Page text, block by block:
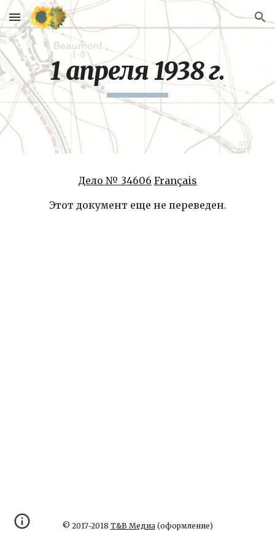
Skip to main content Skip to navigation
1 апреля 1938 г.
Дело № 34606 Français
Этот документ еще не переведен.
© 2017-2018 Т&В Медиа(оформление)